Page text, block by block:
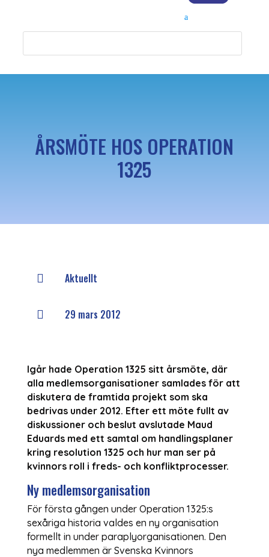
ÅRSMÖTE HOS OPERATION
1325
 Aktuellt
 29 mars 2012
Igår hade Operation 1325 sitt årsmöte, där
alla medlemsorganisationer samlades för att
diskutera de framtida projekt som ska
bedrivas under 2012. Efter ett möte fullt av
diskussioner och beslut avslutade Maud
Eduards med ett samtal om handlingsplaner
kring resolution 1325 och hur man ser på
kvinnors roll i freds- och konfliktprocesser.
Ny medlemsorganisation
För första gången under Operation 1325:s
sexåriga historia valdes en ny organisation
formellt in under paraplyorganisationen. Den
nya medlemmen är Svenska Kvinnors